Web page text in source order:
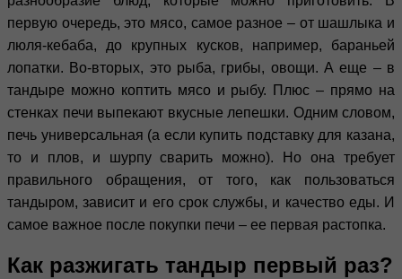
первую очередь, это мясо, самое разное – от шашлыка и
люля-кебаба, до крупных кусков, например, бараньей
лопатки. Во-вторых, это рыба, грибы, овощи. А еще – в
тандыре можно коптить мясо и рыбу. Плюс – прямо на
стенках печи выпекают вкусные лепешки. Одним словом,
печь универсальная (а если купить подставку для казана,
то и плов, и шурпу сварить можно). Но она требует
правильного обращения, от того, как пользоваться
тандыром, зависит и его срок службы, и качество еды. И
самое важное после покупки печи – ее первая растопка.
Как разжигать тандыр первый раз?